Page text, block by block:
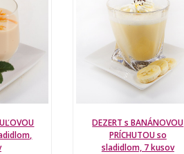
DEZERT s BANÁNOVOU
PRÍCHUTOU so
sladidlom, 7 kusov